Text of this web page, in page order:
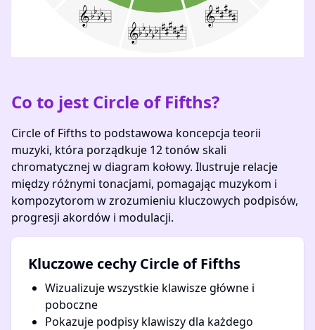
Co to jest Circle of Fifths?
Circle of Fifths to podstawowa koncepcja teorii
muzyki, która porządkuje 12 tonów skali
chromatycznej w diagram kołowy. Ilustruje relacje
między różnymi tonacjami, pomagając muzykom i
kompozytorom w zrozumieniu kluczowych podpisów,
progresji akordów i modulacji.
Kluczowe cechy Circle of Fifths
Wizualizuje wszystkie klawisze główne i
poboczne
Pokazuje podpisy klawiszy dla każdego